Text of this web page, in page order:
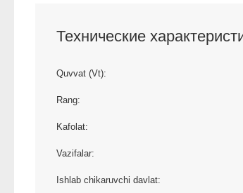
Технические
Quvvat (Vt):
Rang:
Kafolat:
Vazifalar:
Ishlab chikaruvchi davlat: